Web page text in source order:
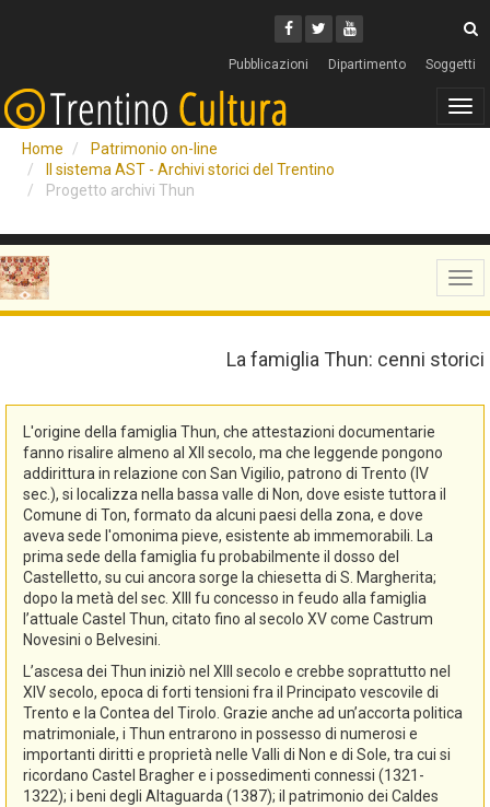
Facebook
Twitter
Youtube
Pubblicazioni Dipartimento Soggetti
Home
Patrimonio on-line
Il sistema AST - Archivi storici del Trentino
Progetto archivi Thun
La famiglia Thun: cenni storici
L'origine della famiglia Thun, che attestazioni documentarie
fanno risalire almeno al XII secolo, ma che leggende pongono
addirittura in relazione con San Vigilio, patrono di Trento (IV
sec.), si localizza nella bassa valle di Non, dove esiste tuttora il
Comune di Ton, formato da alcuni paesi della zona, e dove
aveva sede l'omonima pieve, esistente ab immemorabili. La
prima sede della famiglia fu probabilmente il dosso del
Castelletto, su cui ancora sorge la chiesetta di S. Margherita;
dopo la metà del sec. XIII fu concesso in feudo alla famiglia
l’attuale Castel Thun, citato fino al secolo XV come Castrum
Novesini o Belvesini.
L’ascesa dei Thun iniziò nel XIII secolo e crebbe soprattutto nel
XIV secolo, epoca di forti tensioni fra il Principato vescovile di
Trento e la Contea del Tirolo. Grazie anche ad un’accorta politica
matrimoniale, i Thun entrarono in possesso di numerosi e
importanti diritti e proprietà nelle Valli di Non e di Sole, tra cui si
ricordano Castel Bragher e i possedimenti connessi (1321-
1322); i beni degli Altaguarda (1387); il patrimonio dei Caldes